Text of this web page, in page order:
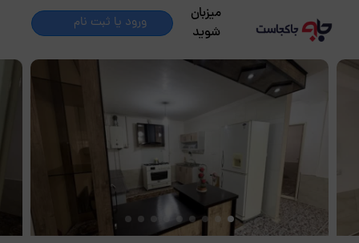
میزبان
شوید
ورود یا ثبت نام